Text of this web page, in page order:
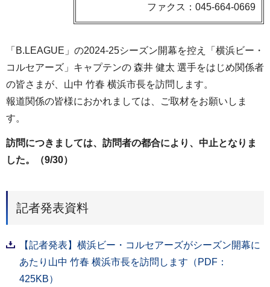
ファクス：045-664-0669
「B.LEAGUE」の2024-25シーズン開幕を控え「横浜ビー・
コルセアーズ」キャプテンの 森井 健太 選手をはじめ関係者
の皆さまが、山中 竹春 横浜市長を訪問します。
報道関係の皆様におかれましては、ご取材をお願いしま
す。
訪問につきましては、訪問者の都合により、中止となりま
した。（9/30）
記者発表資料
【記者発表】横浜ビー・コルセアーズがシーズン開幕に
あたり山中 竹春 横浜市長を訪問します（PDF：
425KB）